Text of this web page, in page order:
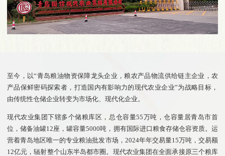
至今，以“青岛粮油物资保障龙头企业，粮农产品物流供给链主企业，农
产品保鲜密码探索者，打造国内有影响力的现代农业企业”为战略目标，
由传统性仓储企业转变为市场化、现代化企业。
现代农业集团下辖多个储粮库区，总仓容量55万吨，仓容量居青岛市首
位，储备油罐12座，罐容量5000吨，拥有国际进口粮食存储仓容资质。运
营着青岛地区唯一的专业粮油批发市场，2024年年交易量15万吨，交易额
12亿元，辐射整个山东半岛都市圈。现代农业集团在全面承接原三个粮库